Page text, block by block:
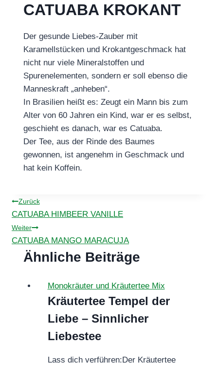
CATUABA KROKANT
Der gesunde Liebes-Zauber mit
Karamellstücken und Krokantgeschmack hat
nicht nur viele Mineralstoffen und
Spurenelementen, sondern er soll ebenso die
Manneskraft „anheben“.
In Brasilien heißt es: Zeugt ein Mann bis zum
Alter von 60 Jahren ein Kind, war er es selbst,
geschieht es danach, war es Catuaba.
Der Tee, aus der Rinde des Baumes
gewonnen, ist angenehm in Geschmack und
hat kein Koffein.
Beitragsnavigation
Zurück
CATUABA HIMBEER VANILLE
Weiter
CATUABA MANGO MARACUJA
Ähnliche Beiträge
Monokräuter und Kräutertee Mix
Kräutertee Tempel der
Liebe – Sinnlicher
Liebestee
Lass dich verführen:Der Kräutertee